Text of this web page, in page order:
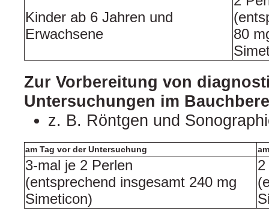
Kinder ab 6 Jahren und
Erwachsene
80
Zur Vorbereitung von
Untersuchungen im
z. B. Röntgen und
am Tag vor der Untersuchung
3-mal je 2 Perlen
(entsprechend insgesamt 240 mg
Simeticon)
2